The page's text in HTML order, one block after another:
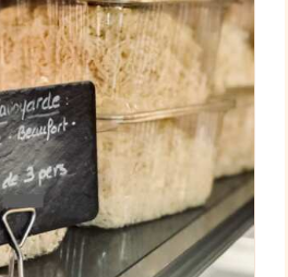
AU PANIER
/